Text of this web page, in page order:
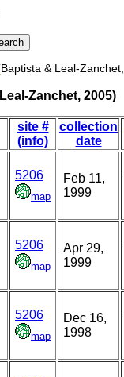
& Leal-
Zanchet, 2005)
site #
(info)
collection
date
5206
map
Feb 11,
1999
5206
map
Apr 29,
1999
5206
map
Dec 16,
1998